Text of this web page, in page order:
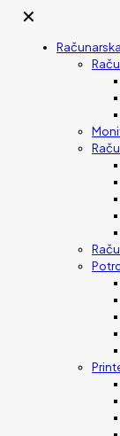
✕